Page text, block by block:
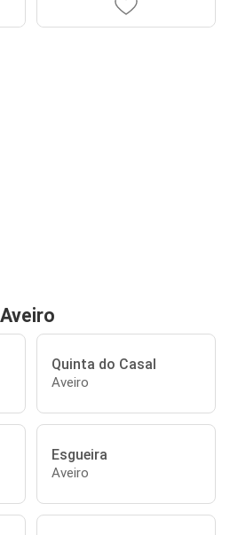
Quinta do Casal
Aveiro
Esgueira
Aveiro